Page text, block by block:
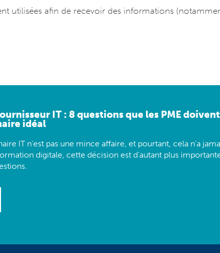
utilisées afin de recevoir des informations
IT : 8 questions que les PME
idéal
IT n'est pas une mince affaire, et pourtant, cela n'a
digitale, cette décision est d’autant plus